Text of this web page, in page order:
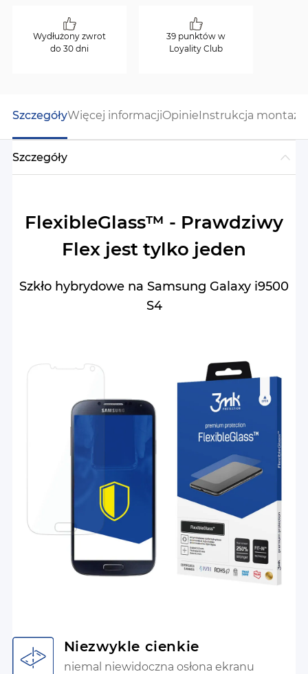
Wydłużony zwrot
do 30 dni
39 punktów w
Loyality Club
SzczegółyWięcej informacjiOpinieInstrukcja montażu
Szczegóły
FlexibleGlass™ - Prawdziwy
Flex jest tylko jeden
Szkło hybrydowe na Samsung Galaxy i9500
S4
Niezwykle cienkie
niemal niewidoczna osłona ekranu